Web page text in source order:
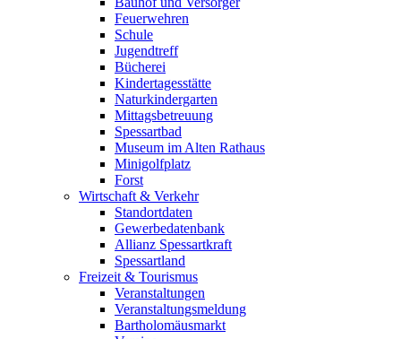
Feuerwehren
Schule
Jugendtreff
Bücherei
Kindertagesstätte
Naturkindergarten
Mittagsbetreuung
Spessartbad
Museum im Alten Rathaus
Minigolfplatz
Forst
Wirtschaft & Verkehr
Standortdaten
Gewerbedatenbank
Allianz Spessartkraft
Spessartland
Freizeit & Tourismus
Veranstaltungen
Veranstaltungsmeldung
Bartholomäusmarkt